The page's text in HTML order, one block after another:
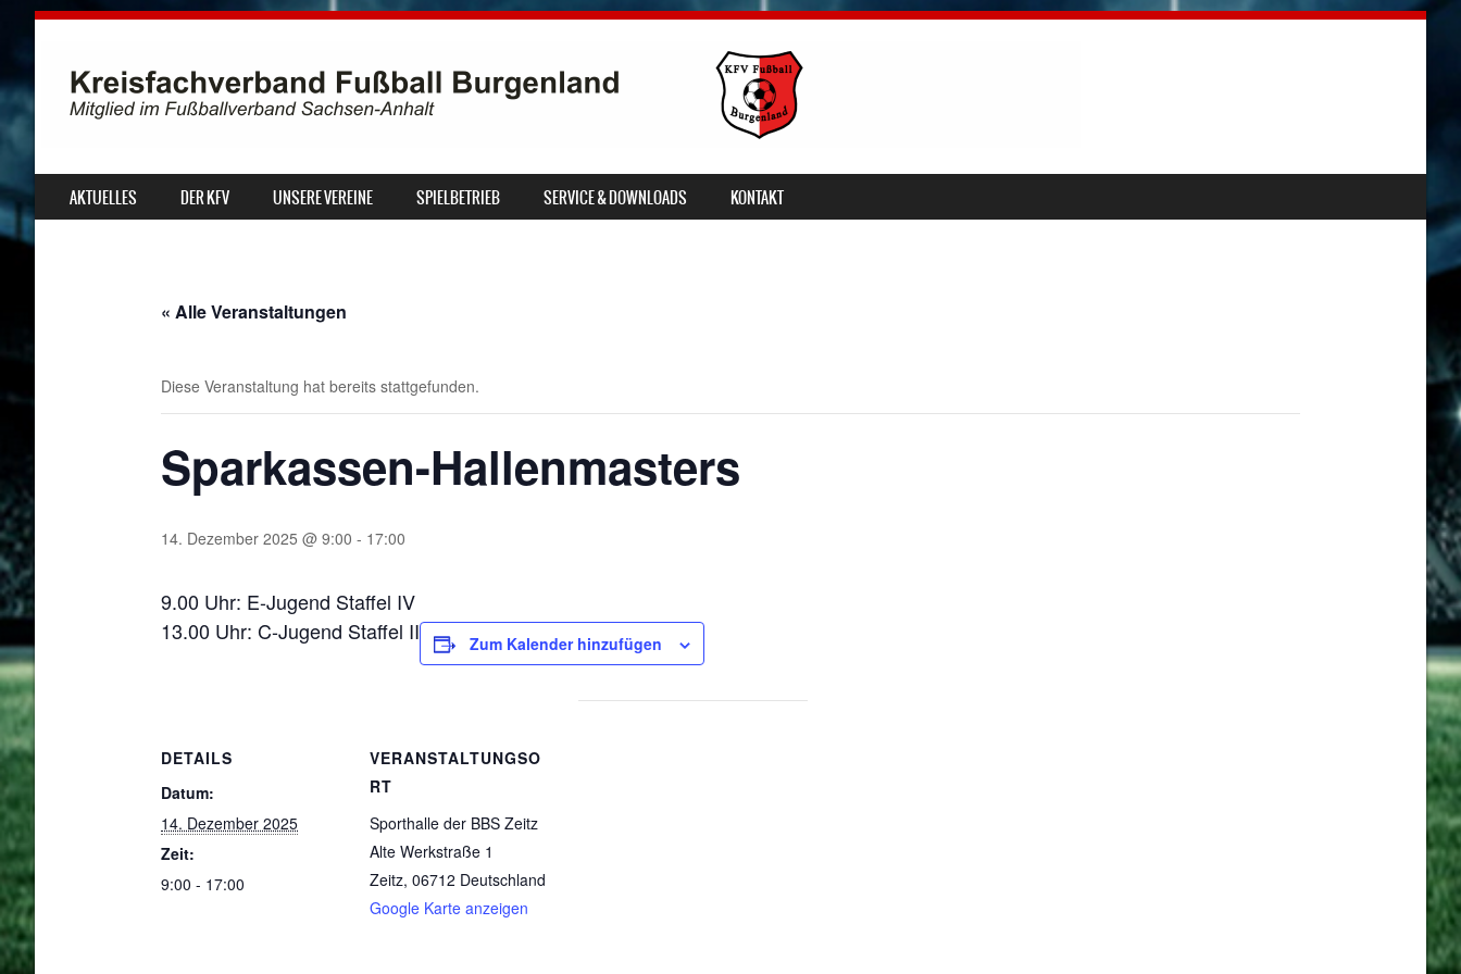
MENU
SKIP TO CONTENT
AKTUELLES DER KFV UNSERE VEREINE SPIELBETRIEB SERVICE & DOWNLOADS KONTAKT
« Alle Veranstaltungen
Diese Veranstaltung hat bereits stattgefunden.
Sparkassen-Hallenmasters
14. Dezember 2025 @ 9:00 - 17:00
9.00 Uhr: E-Jugend Staffel IV
13.00 Uhr: C-Jugend Staffel II
Zum Kalender hinzufügen
DETAILS
Datum:
14. Dezember 2025
Zeit:
9:00 - 17:00
VERANSTALTUNGSO
RT
Sporthalle der BBS Zeitz
Alte Werkstraße 1
Zeitz, 06712 Deutschland
Google Karte anzeigen